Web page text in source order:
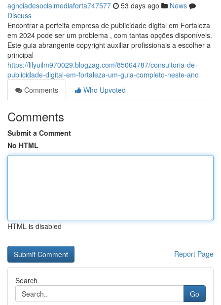
agnciadesocialmediaforta747577 53 days ago
News
Discuss
Encontrar a perfeita empresa de publicidade digital em Fortaleza
em 2024 pode ser um problema , com tantas opções disponíveis.
Este guia abrangente copyright auxiliar profissionais a escolher a
principal
https://lilyuilm970029.blogzag.com/85064787/consultoria-de-
publicidade-digital-em-fortaleza-um-guia-completo-neste-ano
Comments
Who Upvoted
Comments
Submit a Comment
No HTML
HTML is disabled
Report Page
Search
Go